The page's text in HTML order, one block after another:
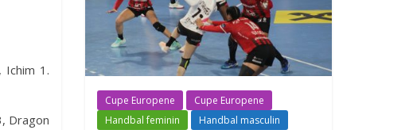
Ichim 1.
Dragon
Cupe Europene
Cupe Europene
Handbal feminin
Handbal masculin